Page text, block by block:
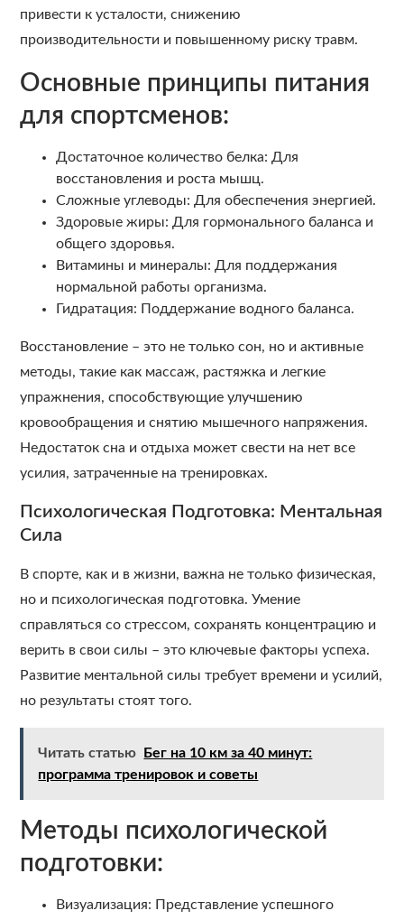
привести к усталости, снижению
производительности и повышенному риску травм.
Основные принципы питания
для спортсменов:
Достаточное количество белка: Для
восстановления и роста мышц.
Сложные углеводы: Для обеспечения энергией.
Здоровые жиры: Для гормонального баланса и
общего здоровья.
Витамины и минералы: Для поддержания
нормальной работы организма.
Гидратация: Поддержание водного баланса.
Восстановление – это не только сон, но и активные
методы, такие как массаж, растяжка и легкие
упражнения, способствующие улучшению
кровообращения и снятию мышечного напряжения.
Недостаток сна и отдыха может свести на нет все
усилия, затраченные на тренировках.
Психологическая Подготовка: Ментальная
Сила
В спорте, как и в жизни, важна не только физическая,
но и психологическая подготовка. Умение
справляться со стрессом, сохранять концентрацию и
верить в свои силы – это ключевые факторы успеха.
Развитие ментальной силы требует времени и усилий,
но результаты стоят того.
Читать статью
Бег на 10 км за 40 минут:
программа тренировок и советы
Методы психологической
подготовки:
Визуализация: Представление успешного